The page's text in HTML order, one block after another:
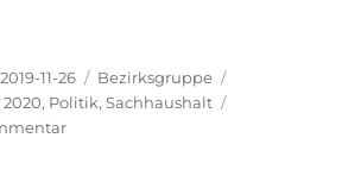
Polizei – Verbesserungen
Veröffentlicht
am
2019-11-26 Kategorien
Bezirksgruppe
, Politik,Sachhaushalt
zu